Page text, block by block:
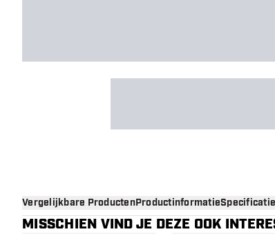
Vergelijkbare ProductenProductinformatie
MISSCHIEN VIND JE DEZE OOK